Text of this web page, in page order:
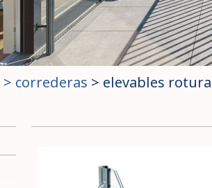
> correderas > elevables